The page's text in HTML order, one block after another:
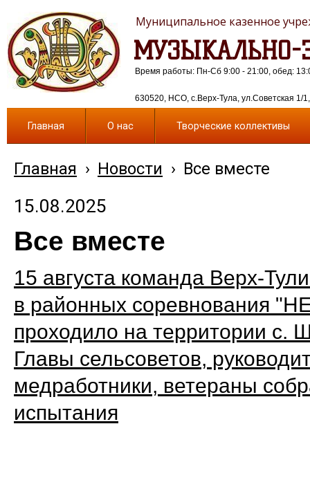
МУЗЫКАЛЬНО-
Муниципальное казенное
630520, НСО, с.Верх-Тула, ул.Советская 1/
Время работы: Пн-Сб 9:00 - 21:00, обед:
Главная О нас Творческие коллективы
Главная › Новости › Все вместе
15.08.2025
Все вместе
15 августа команда Верх-
в районных соревнования
проходило на территории с.
Главы сельсоветов,
медработники, ветераны
испытания